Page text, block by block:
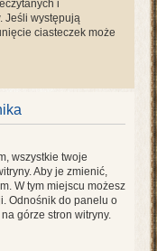
i
Jeśli występują
ciasteczek może
wszystkie twoje
Aby je zmienić,
W tym miejscu możesz
Odnośnik do panelu o
górze stron witryny.